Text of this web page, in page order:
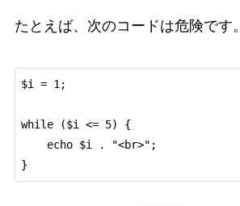
たとえば、次のコードは危険です。
$i = 1;
while ($i <= 5) {